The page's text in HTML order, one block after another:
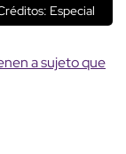
Especial
a sujeto que